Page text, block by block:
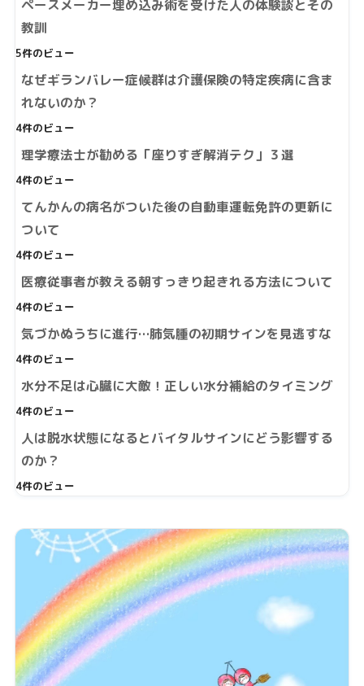
ペースメーカー埋め込み術を受けた人の体験談とその
教訓
5件のビュー
なぜギランバレー症候群は介護保険の特定疾病に含ま
れないのか？
4件のビュー
理学療法士が勧める「座りすぎ解消テク」３選
4件のビュー
てんかんの病名がついた後の自動車運転免許の更新に
ついて
4件のビュー
医療従事者が教える朝すっきり起きれる方法について
4件のビュー
気づかぬうちに進行…肺気腫の初期サインを見逃すな
4件のビュー
水分不足は心臓に大敵！正しい水分補給のタイミング
4件のビュー
人は脱水状態になるとバイタルサインにどう影響する
のか？
4件のビュー